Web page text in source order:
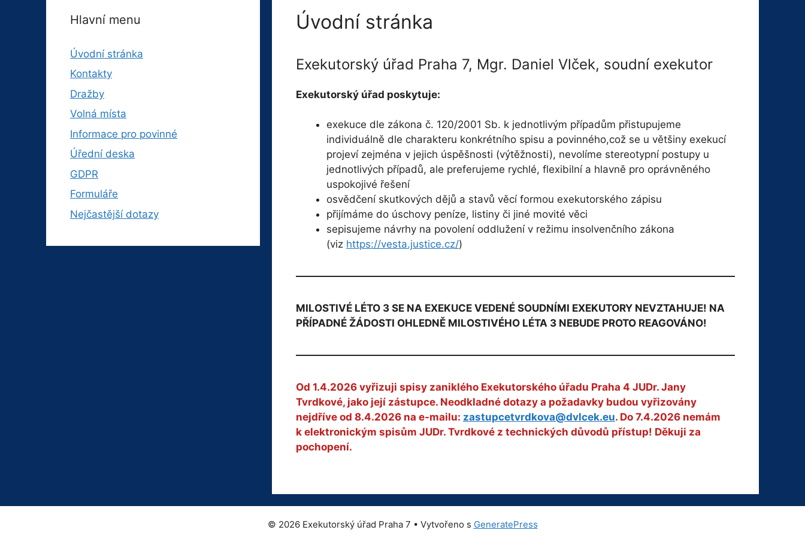
Úvodní stránka
Exekutorský úřad Praha 7, Mgr. Daniel Vlček, soudní exekutor
Exekutorský úřad poskytuje:
exekuce dle zákona č. 120/2001 Sb. k jednotlivým případům přistupujeme
individuálně dle charakteru konkrétního spisu a povinného,což se u většiny exekucí
projeví zejména v jejich úspěšnosti (výtěžnosti), nevolíme stereotypní postupy u
jednotlivých případů, ale preferujeme rychlé, flexibilní a hlavně pro oprávněného
uspokojivé řešení
osvědčení skutkových dějů a stavů věcí formou exekutorského zápisu
přijímáme do úschovy peníze, listiny či jiné movité věci
sepisujeme návrhy na povolení oddlužení v režimu insolvenčního zákona
(viz https://vesta.justice.cz/)
MILOSTIVÉ LÉTO 3 SE NA EXEKUCE VEDENÉ SOUDNÍMI EXEKUTORY NEVZTAHUJE! NA
PŘÍPADNÉ ŽÁDOSTI OHLEDNĚ MILOSTIVÉHO LÉTA 3 NEBUDE PROTO REAGOVÁNO!
Od 1.4.2026 vyřizuji spisy zaniklého Exekutorského úřadu Praha 4 JUDr. Jany
Tvrdkové, jako její zástupce. Neodkladné dotazy a požadavky budou vyřizovány
nejdříve od 8.4.2026 na e-mailu: zastupcetvrdkova@dvlcek.eu. Do 7.4.2026 nemám
k elektronickým spisům JUDr. Tvrdkové z technických důvodů přístup! Děkuji za
pochopení.
Hlavní menu
Úvodní stránka
Kontakty
Dražby
Volná místa
Informace pro povinné
Úřední deska
GDPR
Formuláře
Nejčastější dotazy
© 2026 Exekutorský úřad Praha 7 • Vytvořeno s GeneratePress